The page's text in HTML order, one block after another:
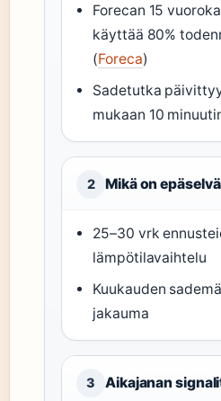
Forecan 15
käyttää 80%
(Foreca)
Sadetutka
mukaan 10
2 Mikä on
25–30 vrk
lämpötilavaihtelu
Kuukauden
jakauma
3 Aikajanan